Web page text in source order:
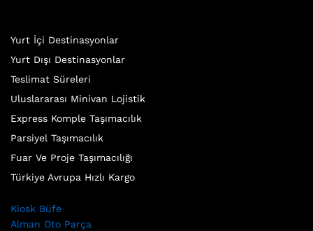
Yurt İçi Destinasyonlar
Yurt Dışı Destinasyonlar
Teslimat Süreleri
Uluslararası Minivan Lojistik
Express Komple Taşımacılık
Parsiyel Taşımacılık
Fuar Ve Proje Taşımacılığı
Türkiye Avrupa Hızlı Kargo
Kiosk Büfe
Alman Oto Parça